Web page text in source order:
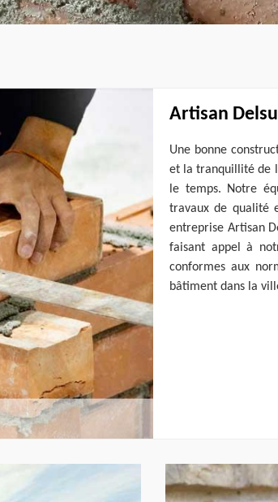
Artisan
Une bonne
et la tranquillité de
le temps. Notre
travaux de qualité
entreprise Artisan
faisant appel à
conformes aux
bâtiment dans la